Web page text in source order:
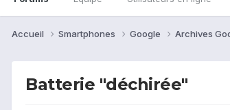
Accueil Smartphones Google Archives
Batterie "déchirée"